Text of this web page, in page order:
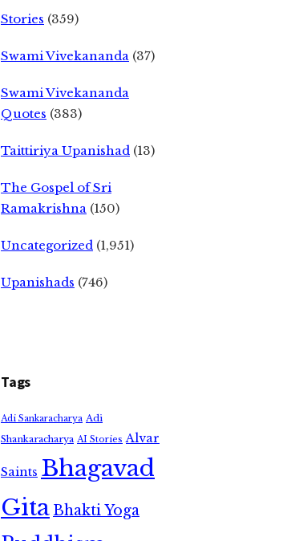
Stories (359)
Swami Vivekananda (37)
Swami Vivekananda
Quotes (383)
Taittiriya Upanishad (13)
The Gospel of Sri
Ramakrishna (150)
Uncategorized (1,951)
Upanishads (746)
Tags
Adi Sankaracharya Adi
Shankaracharya AI Stories Alvar
Saints Bhagavad
GitaBhakti Yoga